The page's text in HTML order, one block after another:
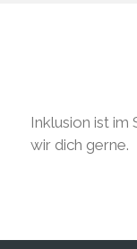
Inklusion ist im
wir dich gerne.